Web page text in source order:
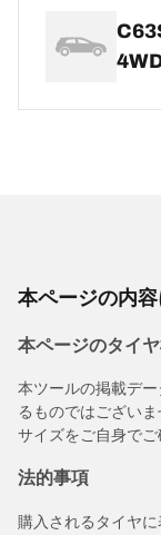
本ページの内
本ページのタイ
本ツールの掲載デ
るものではござい
サイズをご自身でご
法的事項
購入されるタイヤ